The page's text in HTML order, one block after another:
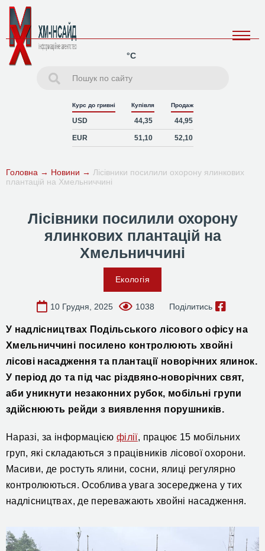
°C
Курс до гривні Купівля Продаж
USD 44,35 44,95
EUR 51,10 52,10
Головна → Новини → Лісівники посилили охорону ялинкових
плантацій на Хмельниччині
Лісівники посилили охорону
ялинкових плантацій на
Хмельниччині
Екологія
10 Грудня, 2025 1038 Поділитись
У надлісництвах Подільського лісового офісу на
Хмельниччині посилено контролюють хвойні
лісові насадження та плантації новорічних ялинок.
У період до та під час різдвяно-новорічних свят,
аби уникнути незаконних рубок, мобільні групи
здійснюють рейди з виявлення порушників.
Наразі, за інформацієюфілії, працює 15 мобільних
груп, які складаються з працівників лісової охорони.
Масиви, де ростуть ялини, сосни, ялиці регулярно
контролюються. Особлива увага зосереджена у тих
надлісництвах, де переважають хвойні насадження.